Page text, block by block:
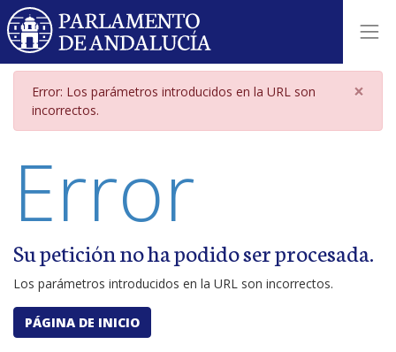
Página de error por parámetros
Error: Los parámetros introducidos en la URL son
incorrectos.
×
Error
Su petición no ha podido ser procesada.
Los parámetros introducidos en la URL son incorrectos.
PÁGINA DE INICIO